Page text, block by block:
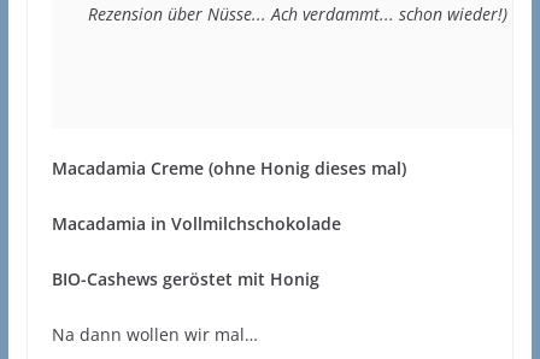
Rezension über Nüsse... Ach verdammt... schon wieder!)
Macadamia Creme (ohne Honig dieses mal)
Macadamia in Vollmilchschokolade
BIO-Cashews geröstet mit Honig
Na dann wollen wir mal…